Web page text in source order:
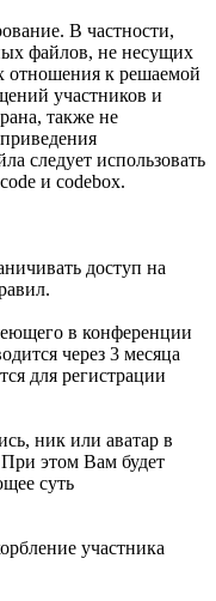
В частности,
файлов, не несущих
отношения к решаемой
участников и
также не
следует использовать
и codebox.
доступ на
в конференции
через 3 месяца
для регистрации
ник или аватар в
этом Вам будет
суть
участника